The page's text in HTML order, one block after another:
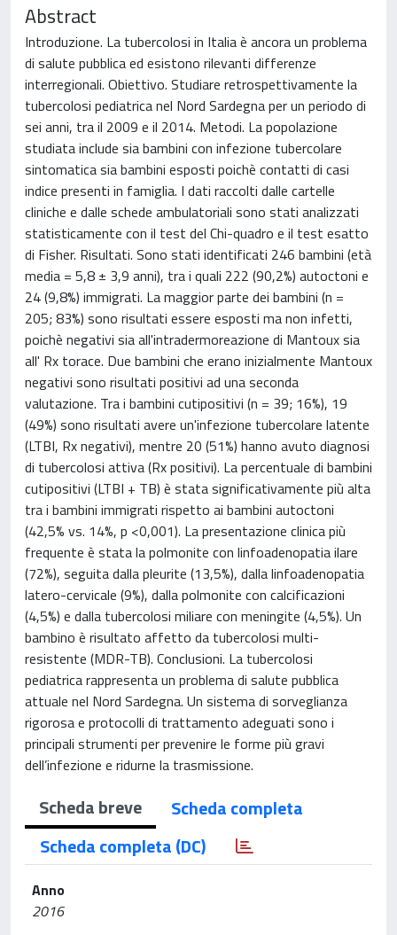
Abstract
Introduzione. La tubercolosi in Italia è ancora un problema
di salute pubblica ed esistono rilevanti differenze
interregionali. Obiettivo. Studiare retrospettivamente la
tubercolosi pediatrica nel Nord Sardegna per un periodo di
sei anni, tra il 2009 e il 2014. Metodi. La popolazione
studiata include sia bambini con infezione tubercolare
sintomatica sia bambini esposti poichè contatti di casi
indice presenti in famiglia. I dati raccolti dalle cartelle
cliniche e dalle schede ambulatoriali sono stati analizzati
statisticamente con il test del Chi-quadro e il test esatto
di Fisher. Risultati. Sono stati identificati 246 bambini (età
media = 5,8 ± 3,9 anni), tra i quali 222 (90,2%) autoctoni e
24 (9,8%) immigrati. La maggior parte dei bambini (n =
205; 83%) sono risultati essere esposti ma non infetti,
poichè negativi sia all'intradermoreazione di Mantoux sia
all' Rx torace. Due bambini che erano inizialmente Mantoux
negativi sono risultati positivi ad una seconda
valutazione. Tra i bambini cutipositivi (n = 39; 16%), 19
(49%) sono risultati avere un'infezione tubercolare latente
(LTBI, Rx negativi), mentre 20 (51%) hanno avuto diagnosi
di tubercolosi attiva (Rx positivi). La percentuale di bambini
cutipositivi (LTBI + TB) è stata significativamente più alta
tra i bambini immigrati rispetto ai bambini autoctoni
(42,5% vs. 14%, p <0,001). La presentazione clinica più
frequente è stata la polmonite con linfoadenopatia ilare
(72%), seguita dalla pleurite (13,5%), dalla linfoadenopatia
latero-cervicale (9%), dalla polmonite con calcificazioni
(4,5%) e dalla tubercolosi miliare con meningite (4,5%). Un
bambino è risultato affetto da tubercolosi multi-
resistente (MDR-TB). Conclusioni. La tubercolosi
pediatrica rappresenta un problema di salute pubblica
attuale nel Nord Sardegna. Un sistema di sorveglianza
rigorosa e protocolli di trattamento adeguati sono i
principali strumenti per prevenire le forme più gravi
dell’infezione e ridurne la trasmissione.
Scheda breve
Scheda completa
Scheda completa (DC)
Anno
2016